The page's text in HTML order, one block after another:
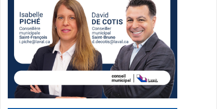
Plusieurs élus présents au lancement
Parmi les dignitaires présents au cocktail du 1er juin, le
communiqué mentionne le ministre Christopher Skeete,
député de Sainte-Rose, la députée de Laval-des-Rapides
Céline Hatayan, le conseiller municipal de L’Orée-des-Bois
Yannick Langlois, qui représentait le maire de Laval, la